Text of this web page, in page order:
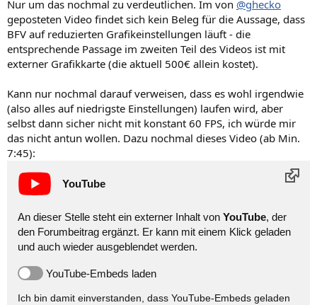
:
Nur um das nochmal zu verdeutlichen. Im von @ghecko
geposteten Video findet sich kein Beleg für die Aussage, dass
BFV auf reduzierten Grafikeinstellungen läuft - die
entsprechende Passage im zweiten Teil des Videos ist mit
externer Grafikkarte (die aktuell 500€ allein kostet).
Kann nur nochmal darauf verweisen, dass es wohl irgendwie
(also alles auf niedrigste Einstellungen) laufen wird, aber
selbst dann sicher nicht mit konstant 60 FPS, ich würde mir
das nicht antun wollen. Dazu nochmal dieses Video (ab Min.
7:45):
YouTube
An dieser Stelle steht ein externer Inhalt von YouTube, der
den Forumbeitrag ergänzt. Er kann mit einem Klick geladen
und auch wieder ausgeblendet werden.
YouTube-Embeds laden
Ich bin damit einverstanden, dass YouTube-Embeds geladen